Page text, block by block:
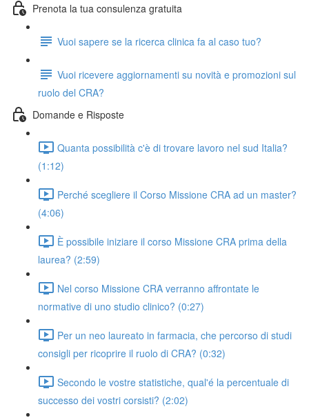
Prenota la tua consulenza gratuita
Vuoi sapere se la ricerca clinica fa al caso tuo?
Vuoi ricevere aggiornamenti su novità e promozioni sul
ruolo del CRA?
Domande e Risposte
Quanta possibilità c'è di trovare lavoro nel sud Italia?
(1:12)
Perché scegliere il Corso Missione CRA ad un master?
(4:06)
È possibile iniziare il corso Missione CRA prima della
laurea? (2:59)
Nel corso Missione CRA verranno affrontate le
normative di uno studio clinico? (0:27)
Per un neo laureato in farmacia, che percorso di studi
consigli per ricoprire il ruolo di CRA? (0:32)
Secondo le vostre statistiche, qual'é la percentuale di
successo dei vostri corsisti? (2:02)